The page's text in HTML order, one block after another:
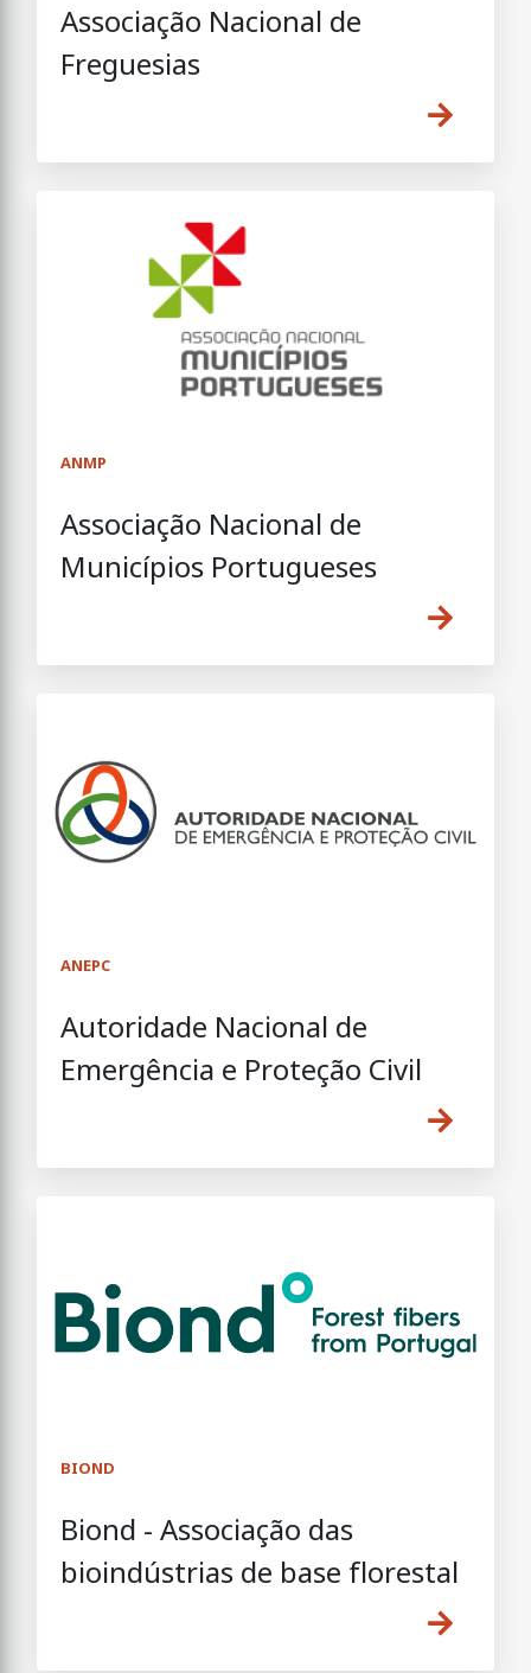
Associação Nacional de
Freguesias
ANMP
Associação Nacional de
Municípios Portugueses
ANEPC
Autoridade Nacional de
Emergência e Proteção Civil
BIOND
Biond - Associação das
bioindústrias de base florestal